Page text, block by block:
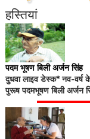
हस्तियां
पदम भूषण बिली अर्जन सिंह
दुधवा लाइव डेस्क* नव-वर्ष
पुरूष पदमभूषण बिली अर्जन